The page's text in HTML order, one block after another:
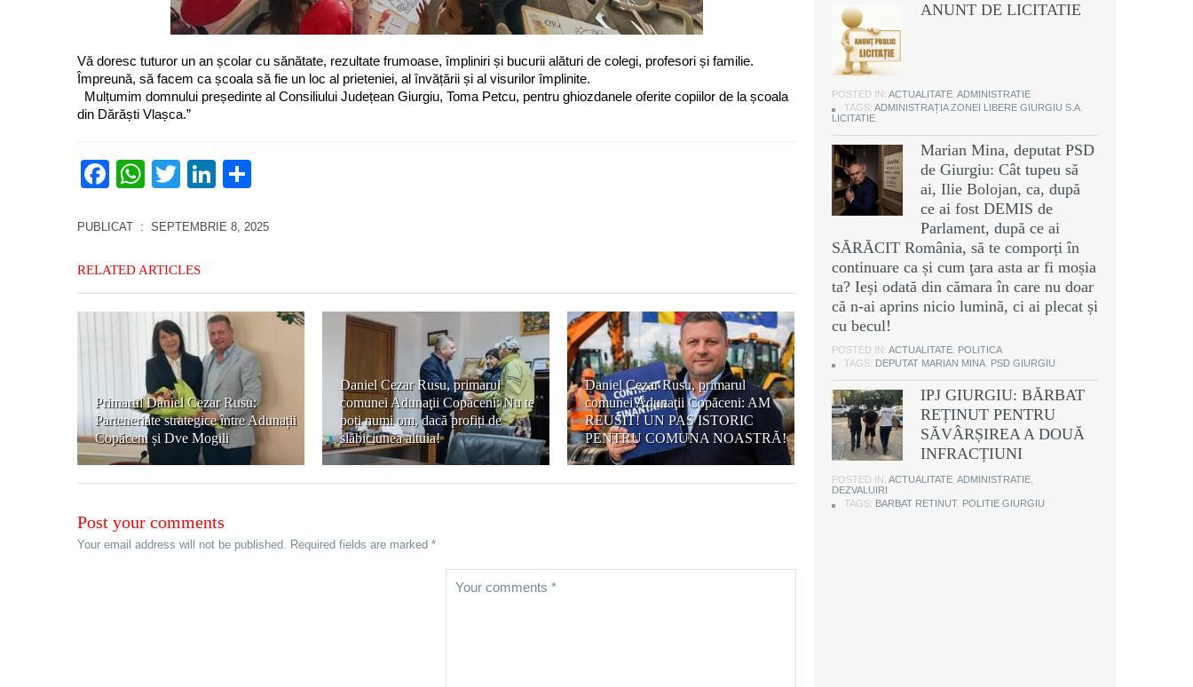
Vă doresc tuturor un an școlar cu sănătate, rezultate frumoase, împliniri și bucurii alături de colegi, profesori și familie.
Împreună, să facem ca școala să fie un loc al prieteniei, al învățării și al visurilor împlinite.
Mulțumim domnului președinte al Consiliului Județean Giurgiu, Toma Petcu, pentru ghiozdanele oferite copiilor de la școala
din Dărăști Vlașca.”
Facebook
WhatsApp
TwitterLinkedIn
PUBLICAT : SEPTEMBRIE 8, 2025
RELATED ARTICLES
Primarul Daniel Cezar Rusu:
Parteneriate strategice între Adunații
Copăceni și Dve Mogili
Daniel Cezar Rusu, primarul
comunei Adunaţii Copăceni: Nu te
poți numi om, dacă profiți de
slăbiciunea altuia!
Daniel Cezar Rusu, primarul
comunei Adunaţii Copăceni: AM
REUȘIT! UN PAS ISTORIC
PENTRU COMUNA NOASTRĂ!
Post your comments
Your email address will not be published. Required fields are marked *
ANUNT DE LICITATIE
POSTED IN: ACTUALITATE ADMINISTRATIE
TAGS: ADMINISTRAȚIA ZONEI LIBERE GIURGIU S.A
LICITATIE
Marian Mina, deputat PSD
de Giurgiu: Cât tupeu să
ai, Ilie Bolojan, ca, după
ce ai fost DEMIS de
Parlament, după ce ai
SĂRĂCIT România, să te comporți în
continuare ca și cum ţara asta ar fi moșia
ta? Ieși odată din cămara în care nu doar
că n-ai aprins nicio lumină, ci ai plecat și
cu becul!
POSTED IN: ACTUALITATE POLITICA
TAGS: DEPUTAT MARIAN MINA PSD GIURGIU
IPJ GIURGIU: BĂRBAT
REȚINUT PENTRU
SĂVÂRȘIREA A DOUĂ
INFRACȚIUNI
POSTED IN: ACTUALITATE ADMINISTRATIE
DEZVALUIRI
TAGS: BARBAT RETINUT, POLITIE GIURGIU